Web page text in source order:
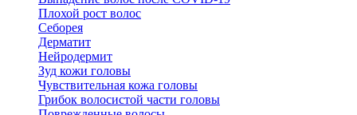
Плохой рост волос
Cеборея
Дерматит
Нейродермит
Зуд кожи головы
Чувствительная кожа головы
Грибок волосистой части головы